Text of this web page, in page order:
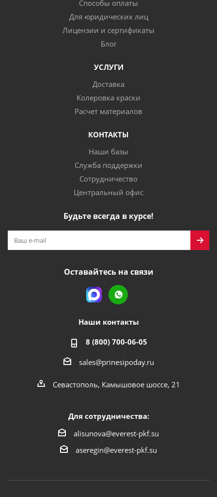
Способы оплаты
Для юридических лиц
Лицензии и сертификаты
Блог
УСЛУГИ
Доставка
Колеровка краски
Расчет материалов
КОНТАКТЫ
Наши базы
Служба поддержки
Сотрудничество
Центральный офис
Будьте всегда в курсе!
Оставайтесь на связи
Наши контакты
8 (800) 700-06-05
sales@prinesipoday.ru
Севастополь, Камышовое шоссе, 21
Для сотрудничества:
alisunova@everest-pkf.su
aseregin@everest-pkf.su